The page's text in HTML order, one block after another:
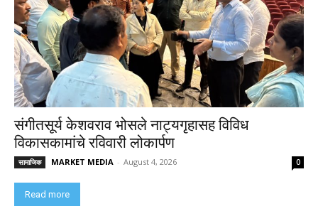
संगीतसूर्य केशवराव भोसले नाट्यगृहासह विविध
विकासकामांचे रविवारी लोकार्पण
सामाजिक MARKET MEDIA - August 4, 2026 0
Read more